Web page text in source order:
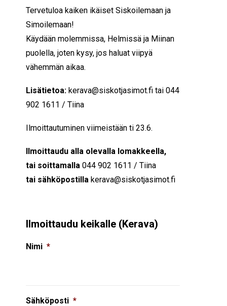
Tervetuloa kaiken ikäiset Siskoilemaan ja
Simoilemaan!
Käydään molemmissa, Helmissä ja Miinan
puolella, joten kysy, jos haluat viipyä
vähemmän aikaa.
Lisätietoa: kerava@siskotjasimot.fi tai 044
902 1611 / Tiina
Ilmoittautuminen viimeistään ti 23.6.
Ilmoittaudu alla olevalla lomakkeella,
tai soittamalla 044 902 1611 / Tiina
tai sähköpostilla kerava@siskotjasimot.fi
Ilmoittaudu keikalle (Kerava)
Nimi *
Sähköposti *